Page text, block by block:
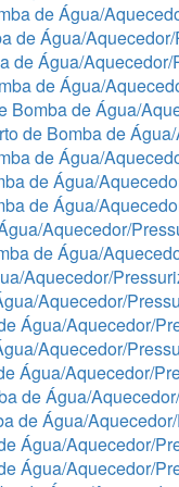
de Água/
de Água/
de Água/
de Água/
Bomba de Água/
de Bomba de
de Água/
de Água/
de Água/
Aquecedor/
de Água/
Aquecedor/
Aquecedor/
Água/Aquecedor/
Aquecedor/
Água/Aquecedor/
de Água/
de Água/
Água/Aquecedor/
Água/Aquecedor/